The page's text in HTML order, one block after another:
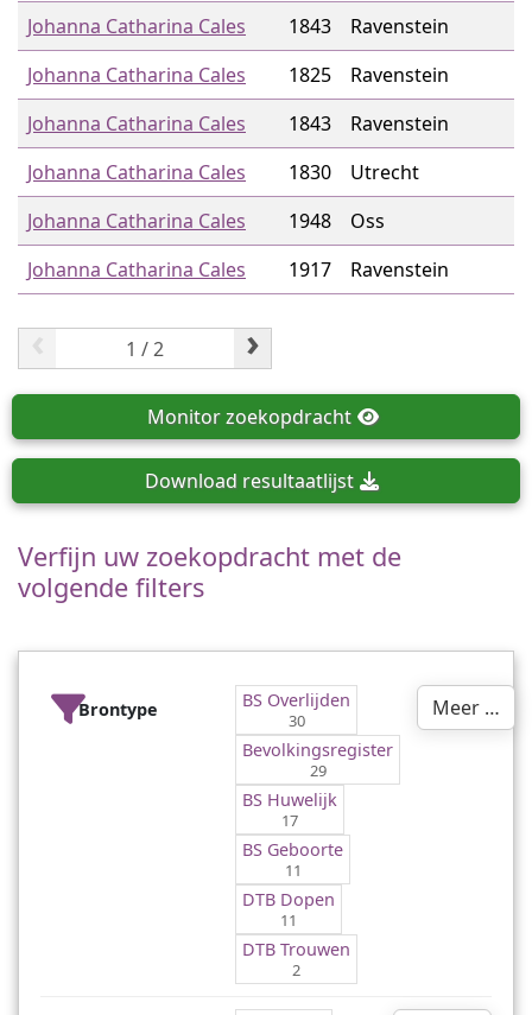
Johanna Catharina Cales
1843
Ravenstein
Johanna Catharina Cales
1825
Ravenstein
Johanna Catharina Cales
1843
Ravenstein
Johanna Catharina Cales
1830
Utrecht
Johanna Catharina Cales
1948
Oss
Johanna Catharina Cales
1917 Ravenstein
‹ ›
Monitorzoekopdracht
Download resultaatlijst
Verfijn uw zoekopdracht met de
volgende filters
Brontype BS Overlijden
30
Bevolkingsregister
29
BS Huwelijk
17
BS Geboorte
11
DTB Dopen
11
DTB Trouwen
2
Meer …